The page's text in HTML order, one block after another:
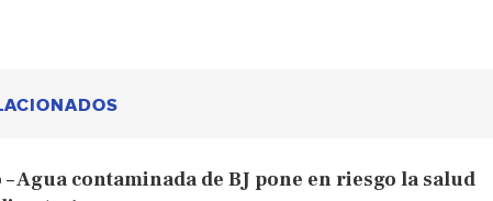
Agua contaminada de BJ pone en riesgo la salud